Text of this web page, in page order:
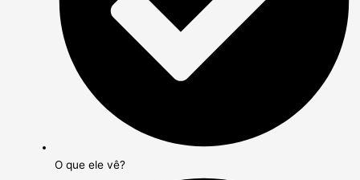
O que ele vê?